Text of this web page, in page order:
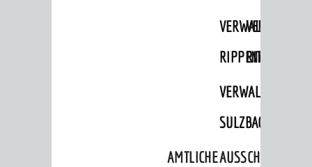
RIPPENWEIER
SULZBACH
AMTLICHE